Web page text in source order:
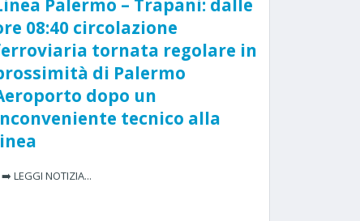
Palermo – Trapani: dalle
08:40 circolazione
tornata regolare in
di Palermo
dopo un
tecnico alla
LEGGI NOTIZIA...